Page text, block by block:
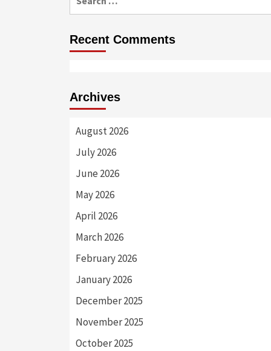
Recent Comments
Archives
August 2026
July 2026
June 2026
May 2026
April 2026
March 2026
February 2026
January 2026
December 2025
November 2025
October 2025